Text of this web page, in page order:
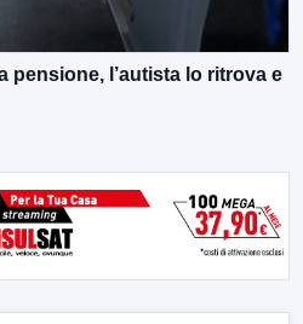
pensione, l’autista lo ritrova e